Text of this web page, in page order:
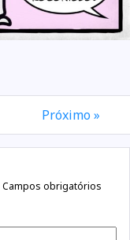
Próximo »
Campos obrigatórios